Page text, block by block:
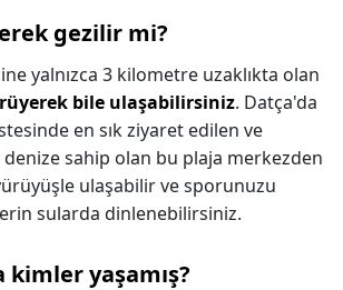
gezilir mi?
yalnızca 3 kilometre uzaklıkta olan
bile ulaşabilirsiniz. Datça'da
en sık ziyaret edilen ve
sahip olan bu plaja merkezden
ulaşabilir ve sporunuzu
sularda dinlenebilirsiniz.
kimler yaşamış?